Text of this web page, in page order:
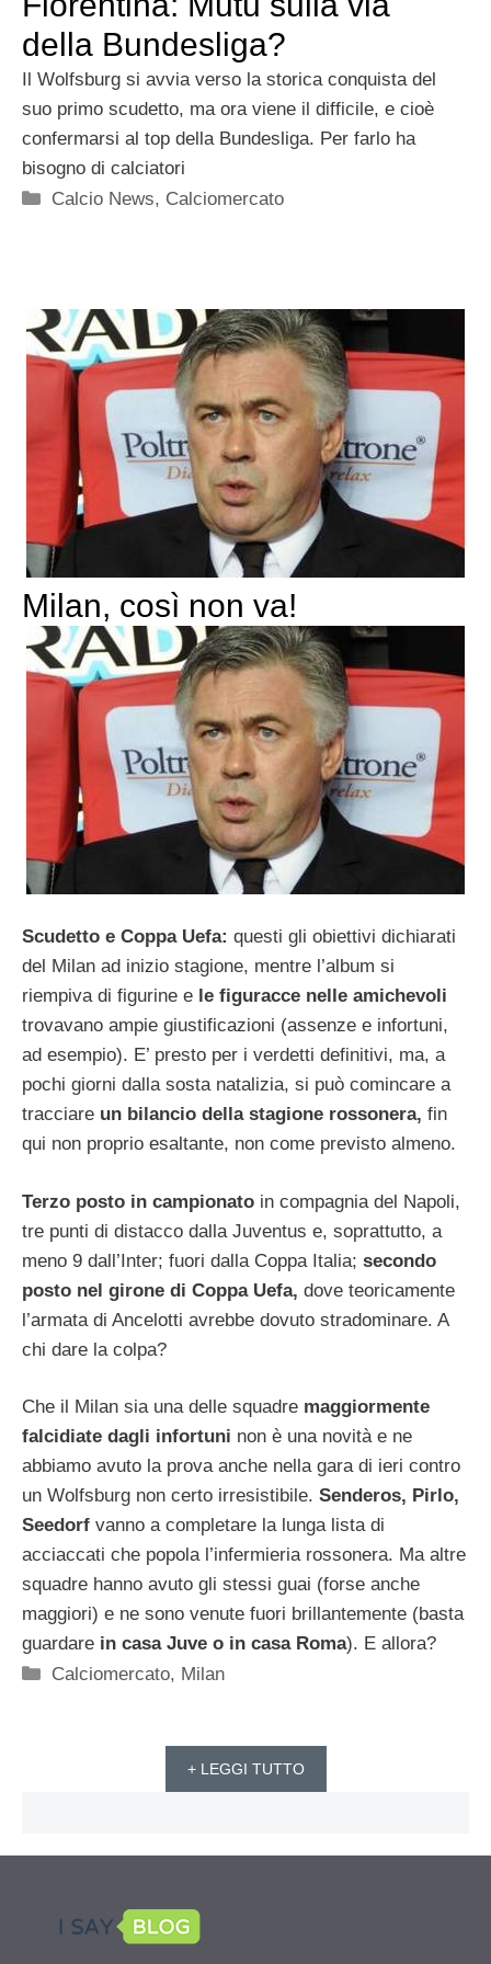
della Bundesliga?
Il Wolfsburg si avvia verso la storica conquista del
suo primo scudetto, ma ora viene il difficile, e cioè
confermarsi al top della Bundesliga. Per farlo ha
bisogno di calciatori
Categorie
Calcio News, Calciomercato
Milan, così non va!
Scudetto e Coppa Uefa: questi gli obiettivi dichiarati
del Milan ad inizio stagione, mentre l’album si
riempiva di figurine e le figuracce nelle amichevoli
trovavano ampie giustificazioni (assenze e infortuni,
ad esempio). E’ presto per i verdetti definitivi, ma, a
pochi giorni dalla sosta natalizia, si può comincare a
tracciare un bilancio della stagione rossonera, fin
qui non proprio esaltante, non come previsto almeno.
Terzo posto in campionato in compagnia del Napoli,
tre punti di distacco dalla Juventus e, soprattutto, a
meno 9 dall’Inter; fuori dalla Coppa Italia; secondo
posto nel girone di Coppa Uefa, dove teoricamente
l’armata di Ancelotti avrebbe dovuto stradominare. A
chi dare la colpa?
Che il Milan sia una delle squadre maggiormente
falcidiate dagli infortuni non è una novità e ne
abbiamo avuto la prova anche nella gara di ieri contro
un Wolfsburg non certo irresistibile. Senderos, Pirlo,
Seedorf vanno a completare la lunga lista di
acciaccati che popola l’infermieria rossonera. Ma altre
squadre hanno avuto gli stessi guai (forse anche
maggiori) e ne sono venute fuori brillantemente (basta
guardare in casa Juve o in casa Roma). E allora?
Categorie
Calciomercato, Milan
+ LEGGI TUTTO